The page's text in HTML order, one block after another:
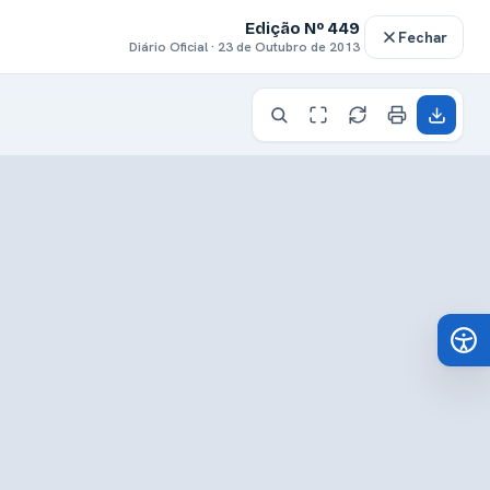
Edição Nº 449
Diário Oficial · 23 de Outubro de 2013 Fechar